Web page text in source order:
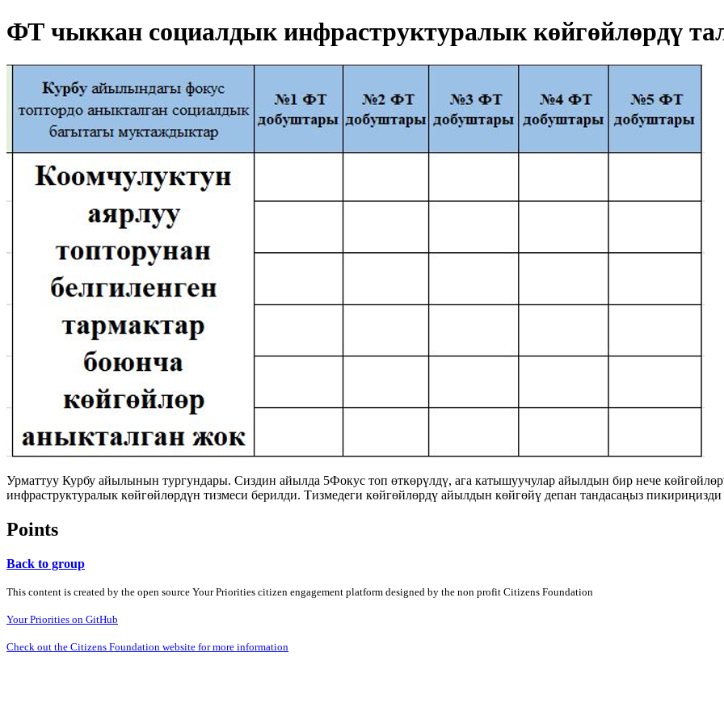
ФТ чыккан социалдык инфраструктуралык көйгөйлөрдү
Урматтуу Курбу айылынын тургундары. Сиздин айылда 5Фокус топ өткөрүлдү, ага катышуучулар айылдын бир нече
инфраструктуралык көйгөйлөрдүн тизмеси берилди. Тизмедеги көйгөйлөрдү айылдын көйгөйү депан тандасаңыз
Points
Back to group
This content is created by the open source Your Priorities citizen engagement platform designed by the non profit Citizens Foundation
Your Priorities on GitHub
Check out the Citizens Foundation website for more information